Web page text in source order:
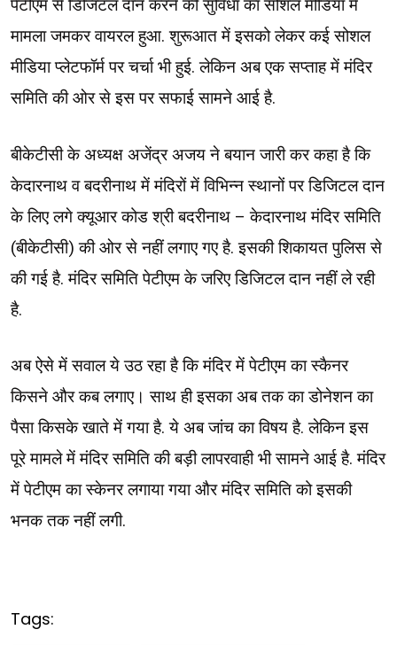
पेटीएम से डिजिटल दान करने की सुविधा का सोशल मीडिया में
मामला जमकर वायरल हुआ. शुरूआत में इसको लेकर कई सोशल
मीडिया प्लेटफॉर्म पर चर्चा भी हुई. लेकिन अब एक सप्ताह में मंदिर
समिति की ओर से इस पर सफाई सामने आई है.
बीकेटीसी के अध्यक्ष अजेंद्र अजय ने बयान जारी कर कहा है कि
केदारनाथ व बदरीनाथ में मंदिरों में विभिन्न स्थानों पर डिजिटल दान
के लिए लगे क्यूआर कोड श्री बदरीनाथ – केदारनाथ मंदिर समिति
(बीकेटीसी) की ओर से नहीं लगाए गए है. इसकी शिकायत पुलिस से
की गई है. मंदिर समिति पेटीएम के जरिए डिजिटल दान नहीं ले रही
है.
अब ऐसे में सवाल ये उठ रहा है कि मंदिर में पेटीएम का स्कैनर
किसने और कब लगाए। साथ ही इसका अब तक का डोनेशन का
पैसा किसके खाते में गया है. ये अब जांच का विषय है. लेकिन इस
पूरे मामले में मंदिर समिति की बड़ी लापरवाही भी सामने आई है. मंदिर
में पेटीएम का स्केनर लगाया गया और मंदिर समिति को इसकी
भनक तक नहीं लगी.
Tags: